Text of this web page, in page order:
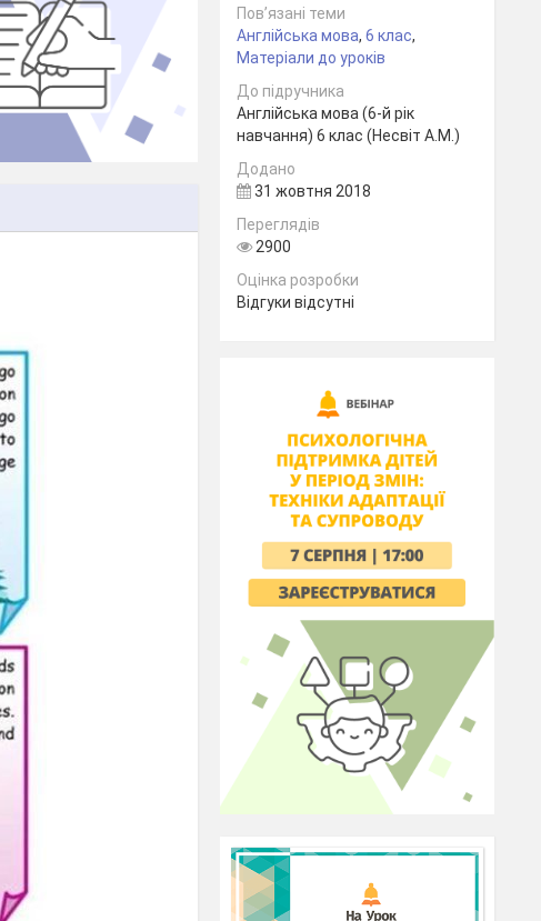
Пов’язані теми
Англійська мова,6 клас,
Матеріали до уроків
До підручника
Англійська мова (6-й рік
навчання) 6 клас (Несвіт А.М.)
Додано
31 жовтня 2018
Переглядів
2900
Оцінка розробки
Відгуки відсутні